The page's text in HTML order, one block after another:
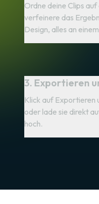
Ordne deine Clips
verfeinere das
Design, alles an
3. Exportieren
Klick auf Exportieren
oder lade sie direkt
hoch.